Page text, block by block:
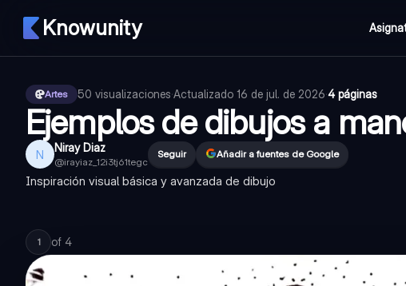
Knowunity
Artes 50 visualizaciones·Actualizado 16 de jul. de 2026·4 páginas
Ejemplos de dibujos a
N Niray Diaz
@irayiaz_12i3tj61tegc
Seguir Añadir a fuentes de Google
Inspiración visual básica y avanzada de dibujo
1 of 4